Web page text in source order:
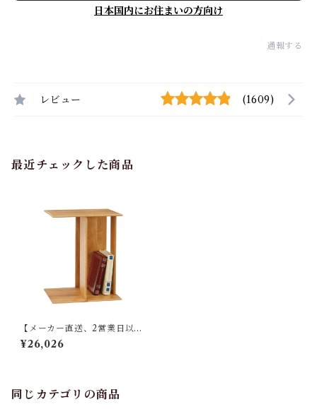
日本国内にお住まいの方向け
通報する
レビュー (1609)
最近チェックした商品
【メーカー直送、2営業日以内
に発送】東谷 サイドテーブル
マガジンラック 収納 W46×D3
¥26,026
同じカテゴリの商品